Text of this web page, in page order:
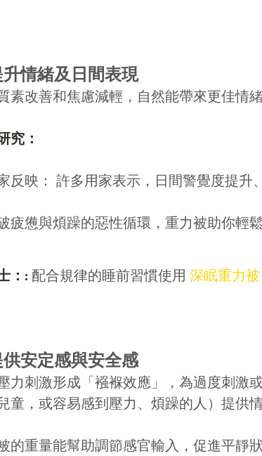
情緒及日間表現
素改善和焦慮減輕，自然能帶來更佳情緒
究：
反映： 許多用家表示，日間警覺度提升
疲憊與煩躁的惡性循環，重力被助你輕鬆
： : 配合規律的睡前習慣使用 深眠重力被
安定感與安全感
力刺激形成「襁褓效應」，為過度刺激
童，或容易感到壓力、煩躁的人）提供
的重量能幫助調節感官輸入，促進平靜狀
賞你